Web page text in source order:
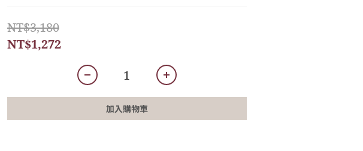
NT$3,180
NT$1,272
加入購物車